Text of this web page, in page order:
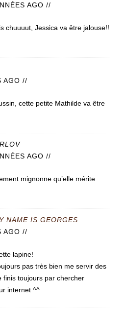
AGO //
chuuuut, Jessica va être jalouse!!
AGO //
cette petite Mathilde va être
AGO //
mignonne qu’elle mérite
NAME IS GEORGES
AGO //
lapine!
pas très bien me servir des
finis toujours par chercher
internet ^^